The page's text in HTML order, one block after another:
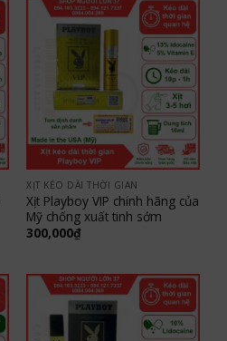
XỊT KÉO DÀI THỜI GIAN
Xịt Playboy VIP chính hãng của
Mỹ chống xuất tinh sớm
300,000₫